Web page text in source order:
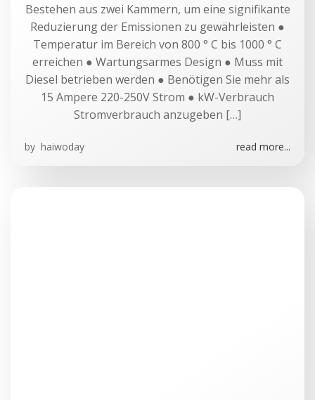
Bestehen aus zwei Kammern, um eine signifikante
Reduzierung der Emissionen zu gewährleisten ●
Temperatur im Bereich von 800 ° C bis 1000 ° C
erreichen ● Wartungsarmes Design ● Muss mit
Diesel betrieben werden ● Benötigen Sie mehr als
15 Ampere 220-250V Strom ● kW-Verbrauch
Stromverbrauch anzugeben […]
by haiwoday read more...